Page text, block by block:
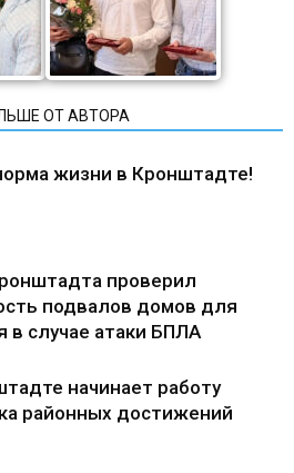
ОТ АВТОРА
жизни в Кронштадте!
проверил
подвалов домов для
в случае атаки БПЛА
начинает работу
районных достижений